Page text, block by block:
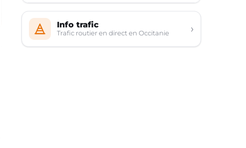
Info trafic
Trafic routier en direct en Occitanie ›